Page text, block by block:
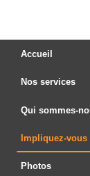
Accueil
Nos services
Qui sommes-
Impliquez-vous
Photos